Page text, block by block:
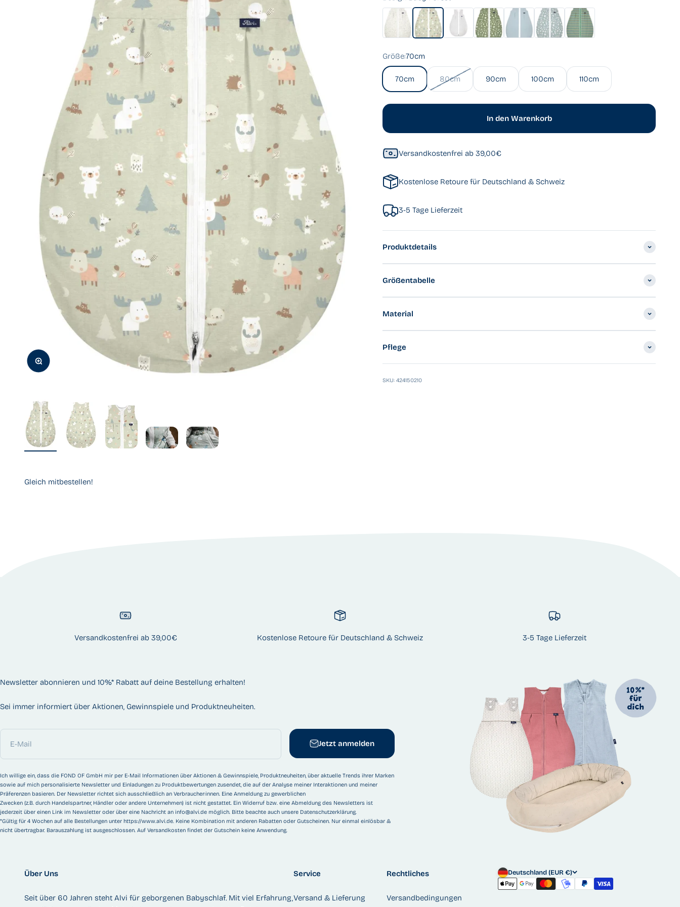
Bild vergrößern
Aqua Dot
Baby ForestFaces Granite Animals
New Dots Zootiere Puderblau
Cornstripe
Größe:70cm
70cm 80cm 90cm 100cm 110cm
In den Warenkorb
Versandkostenfrei ab 39,00€
Kostenlose Retoure für Deutschland & Schweiz
3-5 Tage Lieferzeit
Produktdetails
Größentabelle
Material
Pflege
SKU: 424150210
Versandkostenfrei ab 39,00€ Kostenlose Retoure für Deutschland & Schweiz 3-5 Tage Lieferzeit
Newsletter abonnieren und 10%* Rabatt auf deine Bestellung erhalten!
Sei immer informiert über Aktionen, Gewinnspiele und Produktneuheiten.
E-Mail Jetzt anmelden
Ich willige ein, dass die FOND OF GmbH mir per E-Mail Informationen über Aktionen & Gewinnspiele, Produktneuheiten, über aktuelle Trends ihrer Marken
sowie auf mich personalisierte Newsletter und Einladungen zu Produktbewertungen zusendet, die auf der Analyse meiner Interaktionen und meiner
Präferenzen basieren. Der Newsletter richtet sich ausschließlich an Verbraucher:innen. Eine Anmeldung zu gewerblichen
Zwecken (z.B. durch Handelspartner, Händler oder andere Unternehmen) ist nicht gestattet. Ein Widerruf bzw. eine Abmeldung des Newsletters ist
jederzeit über einen Link im Newsletter oder über eine Nachricht an info@alvi.de möglich. Bitte beachte auch unsere Datenschutzerklärung.
*Gültig für 4 Wochen auf alle Bestellungen unter https://www.alvi.de. Keine Kombination mit anderen Rabatten oder Gutscheinen. Nur einmal einlösbar &
nicht übertragbar. Barauszahlung ist ausgeschlossen. Auf Versandkosten findet der Gutschein keine Anwendung.
Über Uns
Seit über 60 Jahren steht Alvi für geborgenen Babyschlaf. Mit viel Erfahrung,
Service
Versand & Lieferung
Rechtliches
Versandbedingungen
Deutschland (EUR €)